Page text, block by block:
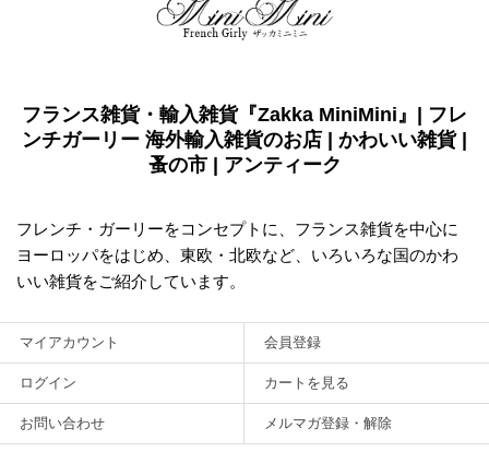
フランス雑貨・輸入雑貨『Zakka MiniMini』| フレ
ンチガーリー 海外輸入雑貨のお店 | かわいい雑貨 |
蚤の市 | アンティーク
フレンチ・ガーリーをコンセプトに、フランス雑貨を中心に
ヨーロッパをはじめ、東欧・北欧など、いろいろな国のかわ
いい雑貨をご紹介しています。
マイアカウント 会員登録
ログイン カートを見る
お問い合わせ メルマガ登録・解除